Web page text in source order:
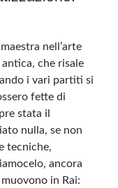
nell’arte
che risale
i vari partiti si
fette di
stata il
nulla, se non
tecniche,
ancora
in Rai: